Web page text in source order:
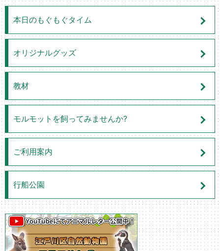
本日のもぐもぐタイム
オリジナルグッズ
教材
モルモットを飼ってみませんか?
ご利用案内
行船公園